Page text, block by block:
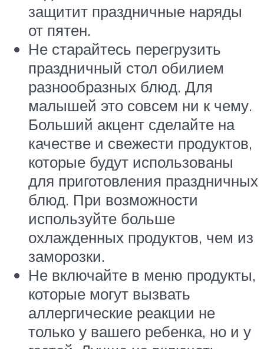
защитит праздничные наряды
от пятен.
Не старайтесь перегрузить
праздничный стол обилием
разнообразных блюд. Для
малышей это совсем ни к чему.
Больший акцент сделайте на
качестве и свежести продуктов,
которые будут использованы
для приготовления праздничных
блюд. При возможности
используйте больше
охлажденных продуктов, чем из
заморозки.
Не включайте в меню продукты,
которые могут вызвать
аллергические реакции не
только у вашего ребенка, но и у